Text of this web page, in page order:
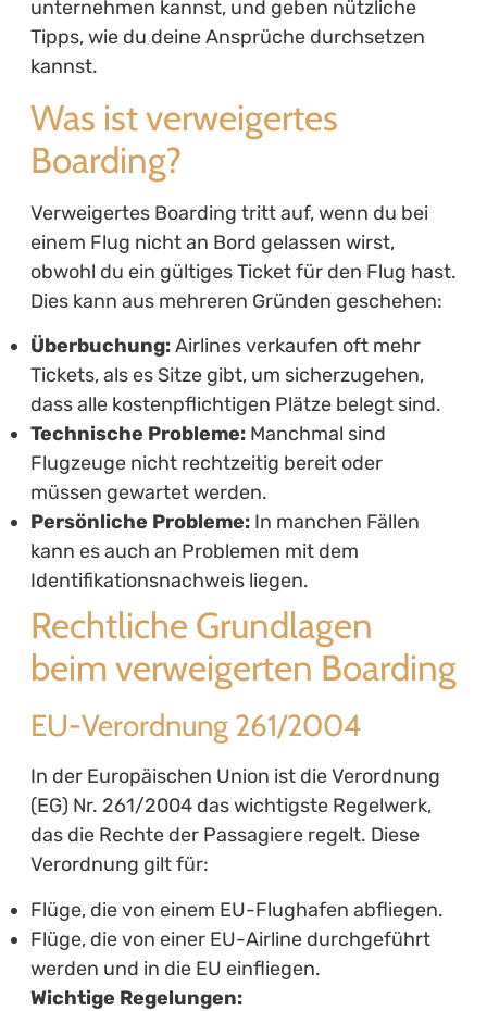
unternehmen kannst, und geben nützliche
Tipps, wie du deine Ansprüche durchsetzen
kannst.
Was ist verweigertes
Boarding?
Verweigertes Boarding tritt auf, wenn du bei
einem Flug nicht an Bord gelassen wirst,
obwohl du ein gültiges Ticket für den Flug hast.
Dies kann aus mehreren Gründen geschehen:
Überbuchung:Airlines verkaufen oft mehr
Tickets, als es Sitze gibt, um sicherzugehen,
dass alle kostenpflichtigen Plätze belegt sind.
Technische Probleme:Manchmal sind
Flugzeuge nicht rechtzeitig bereit oder
müssen gewartet werden.
Persönliche Probleme:In manchen Fällen
kann es auch an Problemen mit dem
Identifikationsnachweis liegen.
Rechtliche Grundlagen
beim verweigerten Boarding
EU-Verordnung 261/2004
In der Europäischen Union ist die Verordnung
(EG) Nr. 261/2004 das wichtigste Regelwerk,
das die Rechte der Passagiere regelt. Diese
Verordnung gilt für:
Flüge, die von einem EU-Flughafen abfliegen.
Flüge, die von einer EU-Airline durchgeführt
werden und in die EU einfliegen.
Wichtige Regelungen: